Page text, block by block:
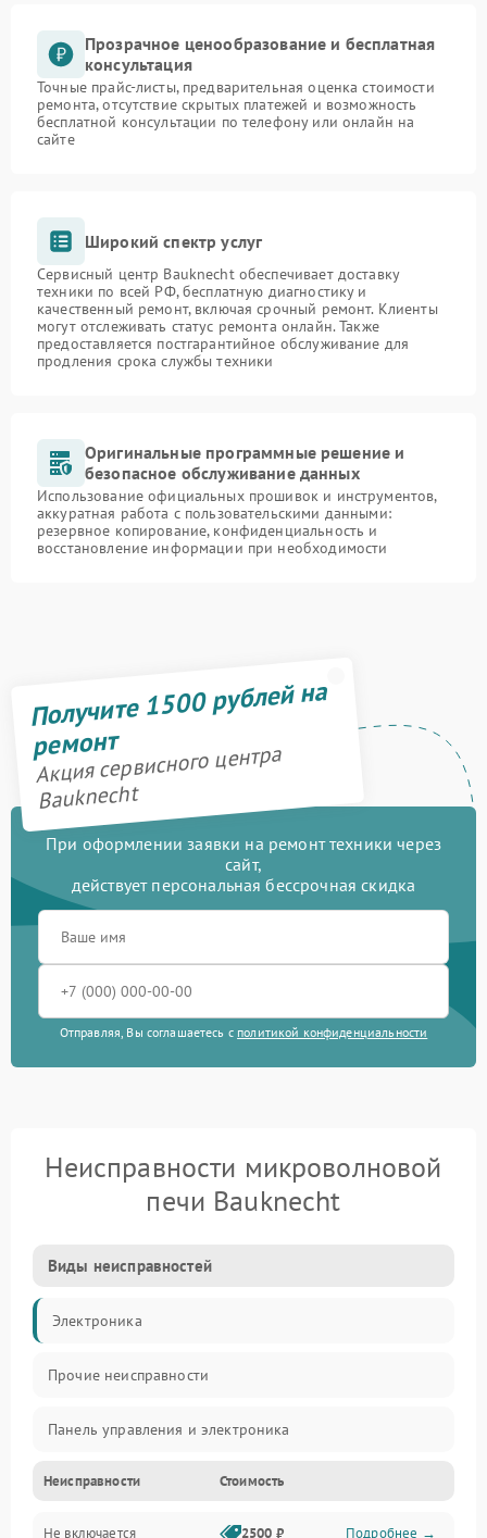
Прозрачное ценообразование и бесплатная
консультация
Точные прайс-листы, предварительная оценка стоимости
ремонта, отсутствие скрытых платежей и возможность
бесплатной консультации по телефону или онлайн на
сайте
Широкий спектр услуг
Сервисный центр Bauknecht обеспечивает доставку
техники по всей РФ, бесплатную диагностику и
качественный ремонт, включая срочный ремонт. Клиенты
могут отслеживать статус ремонта онлайн. Также
предоставляется постгарантийное обслуживание для
продления срока службы техники
Оригинальные программные решение и
безопасное обслуживание данных
Использование официальных прошивок и инструментов,
аккуратная работа с пользовательскими данными:
резервное копирование, конфиденциальность и
восстановление информации при необходимости
Получите 1500 рублей на
ремонт
Акция сервисного центра
Bauknecht
При оформлении заявки на ремонт техники через
сайт,
действует персональная бессрочная скидка
Отправляя, Вы соглашаетесь с политикой конфиденциальности
Неисправности микроволновой
печи Bauknecht
Виды неисправностей
Электроника
Прочие неисправности
Панель управления и электроника
Дверца и корпус
Неисправности Стоимость
Не включается 2500 ₽ Подробнее →